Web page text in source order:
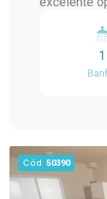
tanto
quem
negócio. O imóvel conta com 2 dormitórios
conforto para o dia a
utilização
sendo
1
Cód. 50390